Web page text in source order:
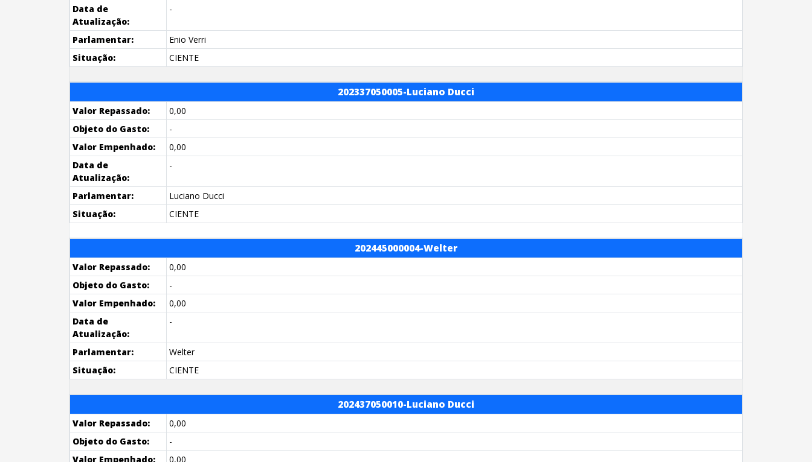
Data de
Atualização:
-
Parlamentar:
Enio Verri
Situação:
CIENTE
202337050005-Luciano Ducci
Valor Repassado:
0,00
Objeto do Gasto:
-
Valor Empenhado:
0,00
Data de
Atualização:
-
Parlamentar:
Luciano Ducci
Situação:
CIENTE
202445000004-Welter
Valor Repassado:
0,00
Objeto do Gasto:
-
Valor Empenhado:
0,00
Data de
Atualização:
-
Parlamentar:
Welter
Situação:
CIENTE
202437050010-Luciano Ducci
Valor Repassado:
0,00
Objeto do Gasto:
-
Valor Empenhado:
0,00